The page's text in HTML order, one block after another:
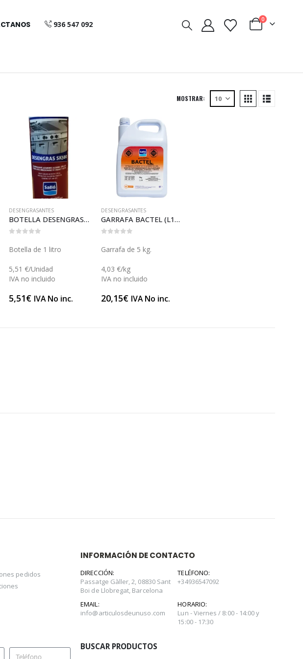
936 547 092
0
MOSTRAR:
DESENGRASANTES
BOTELLA DESENGRAS SK 500 (L152)
Botella de 1 litro
5,51 €/Unidad
IVA no incluido
5,51€ IVA No inc.
DESENGRASANTES
GARRAFA BACTEL (L104)
Garrafa de 5 kg.
4,03 €/kg
IVA no incluido
20,15€ IVA No inc.
pedidos
INFORMACIÓN DE CONTACTO
DIRECCIÓN:
Passatge Gàller, 2, 08830 Sant
Boi de Llobregat, Barcelona
TELÉFONO:
+34936547092
EMAIL:
info@articulosdeunuso.com
HORARIO:
Lun - Viernes / 8:00 - 14:00 y
15:00 - 17:30
BUSCAR PRODUCTOS